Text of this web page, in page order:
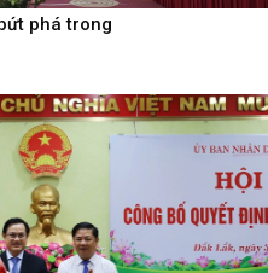
phá trong